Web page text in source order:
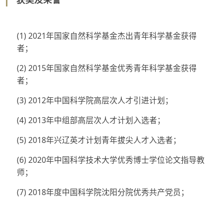
(1) 2021年国家自然科学基金杰出青年科学基金获得
者；
(2) 2015年国家自然科学基金优秀青年科学基金获得
者；
(3) 2012年中国科学院高层次人才引进计划；
(4) 2013年中组部高层次人才计划入选者；
(5) 2018年兴辽英才计划青年拔尖人才入选者；
(6) 2020年中国科学技术大学优秀博士学位论文指导教
师；
(7) 2018年度中国科学院沈阳分院优秀共产党员；